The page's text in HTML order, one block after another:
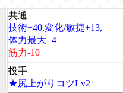
共通
技術+40,変化/敏捷+13,
体力最大+4
筋力-10
投手
★尻上がりコツLv2